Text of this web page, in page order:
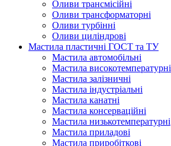
Оливи трансмісійні
Оливи трансформаторні
Оливи турбінні
Оливи циліндрові
Мастила пластичні ГОСТ та ТУ
Мастила автомобільні
Мастила високотемпературні
Мастила залізничні
Мастила індустріальні
Мастила канатні
Мастила консерваційні
Мастила низькотемпературні
Мастила приладові
Мастила приробіткові